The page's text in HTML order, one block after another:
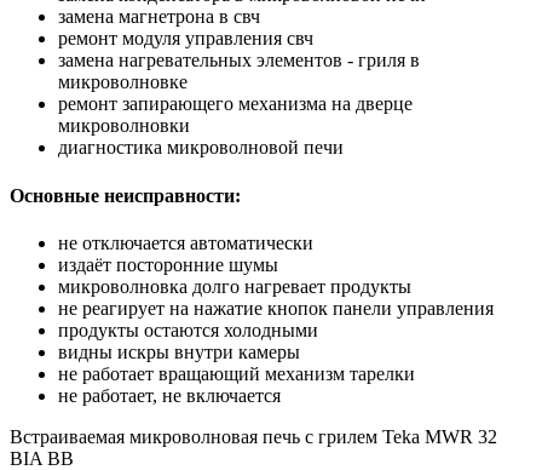
замена магнетрона в свч
ремонт модуля управления свч
замена нагревательных элементов - гриля в
микроволновке
ремонт запирающего механизма на дверце
микроволновки
диагностика микроволновой печи
Основные неисправности:
не отключается автоматически
издаёт посторонние шумы
микроволновка долго нагревает продукты
не реагирует на нажатие кнопок панели управления
продукты остаются холодными
видны искры внутри камеры
не работает вращающий механизм тарелки
не работает, не включается
Встраиваемая микроволновая печь с грилем Teka MWR 32
BIA BB